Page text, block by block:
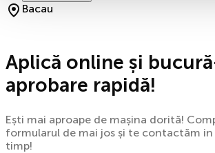
Bacau
Aplică online și
aprobare rapidă!
Ești mai aproape de mașina dorită!
formularul de mai jos și te contactăm
timp!